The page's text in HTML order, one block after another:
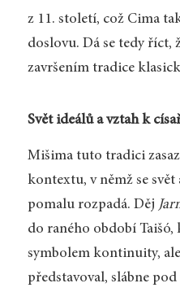
z 11. století, což Cima
doslovu. Dá se tedy říct,
završením tradice
Svět ideálů a vztah k
Mišima tuto tradici
kontextu, v němž se
pomalu rozpadá. Děj
do raného období Taišó,
symbolem kontinuity,
představoval, slábne